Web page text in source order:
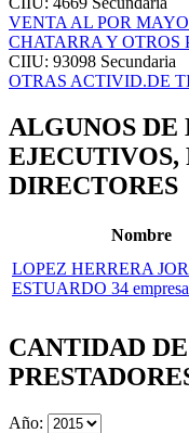
VENTA AL POR
CHATARRA Y OTROS
CIIU: 93098 Secundaria
OTRAS ACTIVID.DE
ALGUNOS DE
EJECUTIVOS,
DIRECTORES
Nombre
LOPEZ HERRERA
ESTUARDO 34
CANTIDAD
Año: